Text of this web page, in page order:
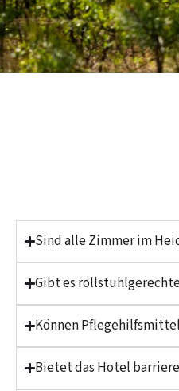
Sind alle Zimmer im
Gibt es
Können
Bietet das Hotel